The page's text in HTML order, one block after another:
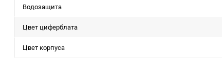
Водозащита
Цвет циферблата
Цвет корпуса